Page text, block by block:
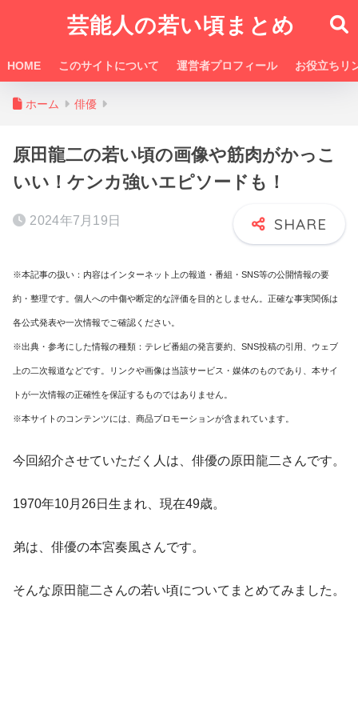
芸能人の若い頃まとめ
HOME このサイトについて 運営者プロフィール お役立ちリ
ホーム 俳優
原田龍二の若い頃の画像や筋肉がかっこ
いい！ケンカ強いエピソードも！
2024年7月19日
※本記事の扱い：内容はインターネット上の報道・番組・SNS等の公開情報の要
約・整理です。個人への中傷や断定的な評価を目的としません。正確な事実関係は
各公式発表や一次情報でご確認ください。
※出典・参考にした情報の種類：テレビ番組の発言要約、SNS投稿の引用、ウェブ
上の二次報道などです。リンクや画像は当該サービス・媒体のものであり、本サイ
トが一次情報の正確性を保証するものではありません。
※本サイトのコンテンツには、商品プロモーションが含まれています。
今回紹介させていただく人は、俳優の原田龍二さんです。
1970年10月26日生まれ、現在49歳。
弟は、俳優の本宮奏風さんです。
そんな原田龍二さんの若い頃についてまとめてみました。